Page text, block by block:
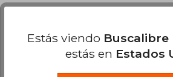
¿El libro es original?
Todos los libros de nuestro
Estás viendo Buscalibre
estás en Estados